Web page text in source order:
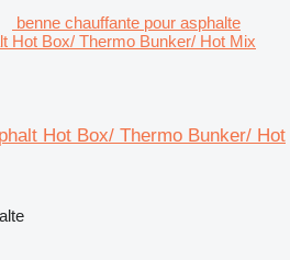
benne chauffante pour asphalte
Hot Box/ Thermo Bunker/ Hot Mix
Hot Box/ Thermo Bunker/ Hot